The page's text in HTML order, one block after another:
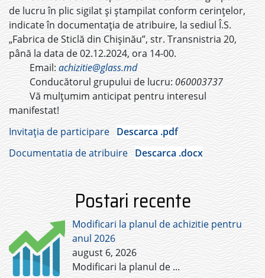
de lucru în plic sigilat și ștampilat conform cerințelor,
indicate în documentația de atribuire, la sediul Î.S.
„Fabrica de Sticlă din Chișinău”, str. Transnistria 20,
până la data de 02.12.2024, ora 14-00.
Email:achizitie@glass.md
Conducătorul grupului de lucru: 060003737
Vă mulțumim anticipat pentru interesul
manifestat!
Invitația de participare Descarca .pdf
Documentatia de atribuire Descarca .docx
Postari recente
Modificari la planul de achizitie pentru
anul 2026
august 6, 2026
Modificari la planul de ...